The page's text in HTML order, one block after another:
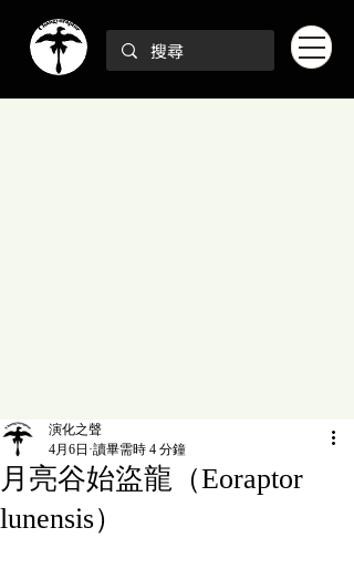
月亮谷始盜龍（Eoraptor
lunensis）
演化之聲
4月6日 讀畢需時 4 分鐘